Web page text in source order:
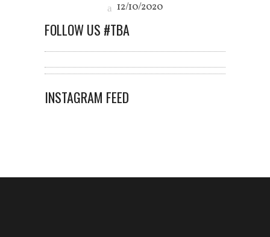
12/10/2020
FOLLOW US #TBA
INSTAGRAM FEED